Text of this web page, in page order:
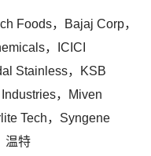
Foods，Bajaj Corp，
，ICICI
Stainless，KSB
，Miven
Tech，Syngene
温特